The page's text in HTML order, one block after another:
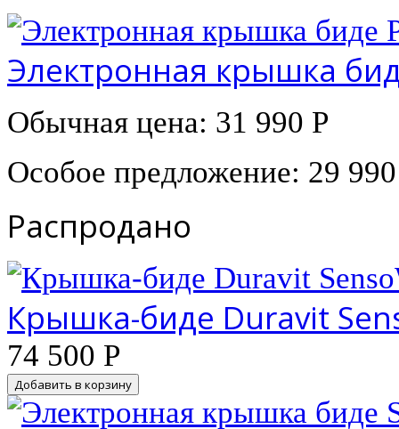
Электронная крышка
Обычная цена: 31 990 Р
Особое предложение: 29
Распродано
Крышка-биде Duravit
74 500 Р
Добавить в корзину